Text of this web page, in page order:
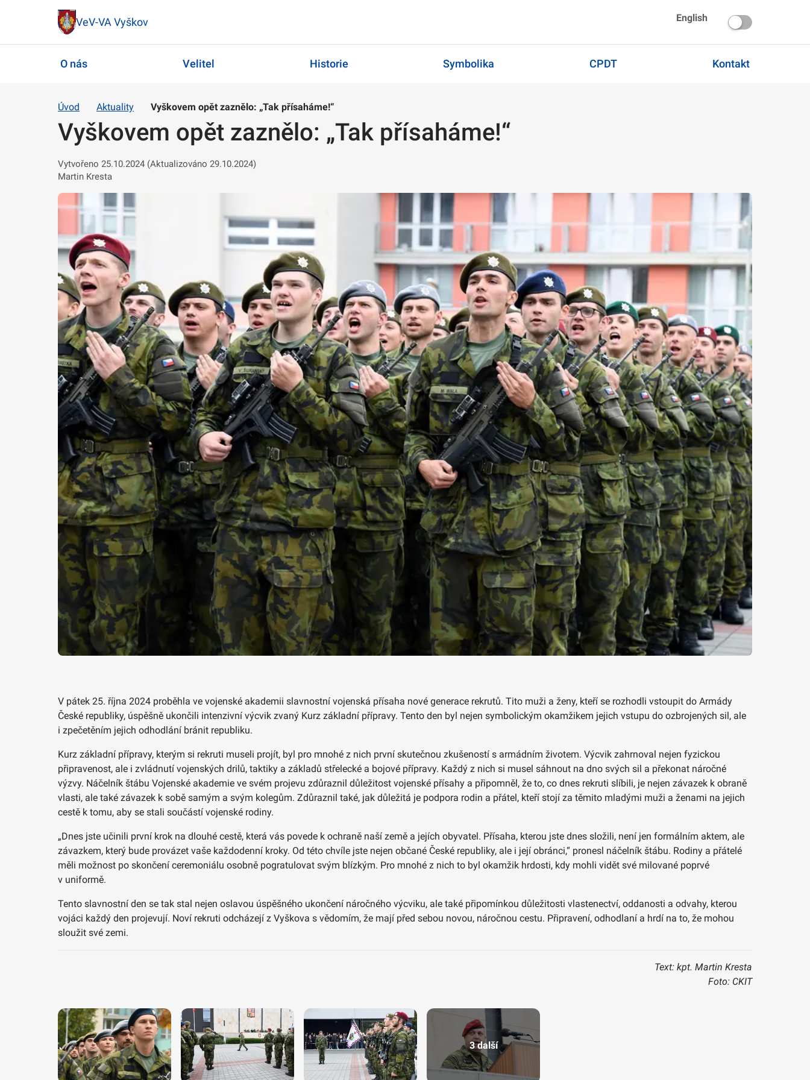
VeV-VA Vyškov English
O nás Velitel Historie Symbolika CPDT Kontakt
Úvod Aktuality Vyškovem opět zaznělo: „Tak přísaháme!“
Vyškovem opět zaznělo: „Tak přísaháme!“
Vytvořeno 25.10.2024 (Aktualizováno 29.10.2024)
Martin Kresta
V pátek 25. října 2024 proběhla ve vojenské akademii slavnostní vojenská přísaha nové generace rekrutů. Tito muži a ženy, kteří se rozhodli vstoupit do Armády
České republiky, úspěšně ukončili intenzivní výcvik zvaný Kurz základní přípravy. Tento den byl nejen symbolickým okamžikem jejich vstupu do ozbrojených sil, ale
i zpečetěním jejich odhodlání bránit republiku.
Kurz základní přípravy, kterým si rekruti museli projít, byl pro mnohé z nich první skutečnou zkušeností s armádním životem. Výcvik zahrnoval nejen fyzickou
připravenost, ale i zvládnutí vojenských drilů, taktiky a základů střelecké a bojové přípravy. Každý z nich si musel sáhnout na dno svých sil a překonat náročné
výzvy. Náčelník štábu Vojenské akademie ve svém projevu zdůraznil důležitost vojenské přísahy a připomněl, že to, co dnes rekruti slíbili, je nejen závazek k obraně
vlasti, ale také závazek k sobě samým a svým kolegům. Zdůraznil také, jak důležitá je podpora rodin a přátel, kteří stojí za těmito mladými muži a ženami na jejich
cestě k tomu, aby se stali součástí vojenské rodiny.
„Dnes jste učinili první krok na dlouhé cestě, která vás povede k ochraně naší země a jejích obyvatel. Přísaha, kterou jste dnes složili, není jen formálním aktem, ale
závazkem, který bude provázet vaše každodenní kroky. Od této chvíle jste nejen občané České republiky, ale i její obránci,“ pronesl náčelník štábu. Rodiny a přátelé
měli možnost po skončení ceremoniálu osobně pogratulovat svým blízkým. Pro mnohé z nich to byl okamžik hrdosti, kdy mohli vidět své milované poprvé
v uniformě.
Tento slavnostní den se tak stal nejen oslavou úspěšného ukončení náročného výcviku, ale také připomínkou důležitosti vlastenectví, oddanosti a odvahy, kterou
vojáci každý den projevují. Noví rekruti odcházejí z Vyškova s vědomím, že mají před sebou novou, náročnou cestu. Připravení, odhodlaní a hrdí na to, že mohou
sloužit své zemi.
Text: kpt. Martin Kresta
Foto: CKIT
3 další